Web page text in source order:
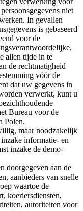
niet
In gevallen
is gebaseerd
voor de
allen tijde in te
de rechtmatigheid
vóór de
dat uw gegevens in
verwerkt, kunt u
Bureau voor de
Polen.
maar noodzakelijk
informatie- en
inzake de demo-
doorgegeven aan de
aanbieders van snelle
waartoe de
koeriersdiensten,
autoriteiten voor